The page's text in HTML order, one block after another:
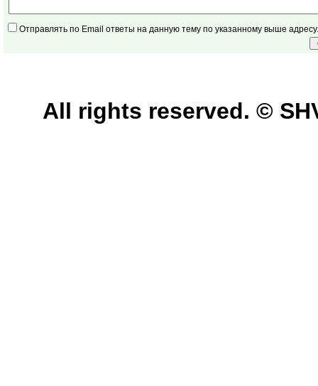
Отправлять по Email ответы на данную тему по указанному выше адресу.
All rights reserved. ©